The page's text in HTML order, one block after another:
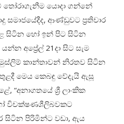
තෝරාගැනීම යොදා ගන්නේ
සමාජයේදීද, ආණ්ඩුවට ප්‍රතිචාර
සිටින හෝ ඉන් පිට සිටින
අප්‍රේල් 21දා සිට සැම
මුස්ලිම් කාන්තාවන් නිරතව සිටින
මෙය කෙබඳු වේදැයි ඇසූ
“අනාගතයේ ශ්‍රී ලාංකික
විචක්ෂණශීලිබවකට
සිටින පිරිමින්ට වඩා, ඇය